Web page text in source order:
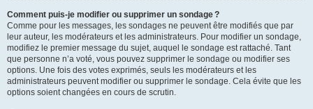
Comment puis-je modifier ou supprimer un sondage ?
Comme pour les messages, les sondages ne peuvent être modifiés que par
leur auteur, les modérateurs et les administrateurs. Pour modifier un sondage,
modifiez le premier message du sujet, auquel le sondage est rattaché. Tant
que personne n’a voté, vous pouvez supprimer le sondage ou modifier ses
options. Une fois des votes exprimés, seuls les modérateurs et les
administrateurs peuvent modifier ou supprimer le sondage. Cela évite que les
options soient changées en cours de scrutin.